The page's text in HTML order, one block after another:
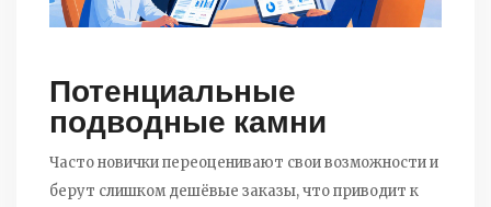
Потенциальные
подводные камни
Часто новички переоценивают свои возможности и
берут слишком дешёвые заказы, что приводит к